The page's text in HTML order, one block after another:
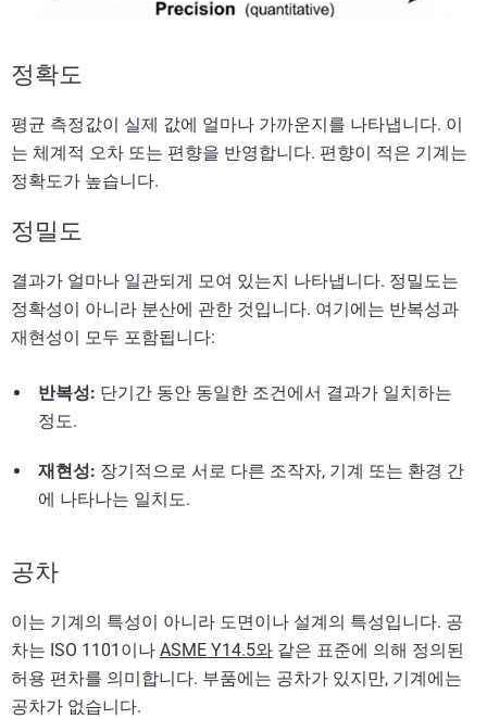
정확도
평균 측정값이 실제 값에 얼마나 가까운지를 나타냅니다. 이
는 체계적 오차 또는 편향을 반영합니다. 편향이 적은 기계는
정확도가 높습니다.
정밀도
결과가 얼마나 일관되게 모여 있는지 나타냅니다. 정밀도는
정확성이 아니라 분산에 관한 것입니다. 여기에는 반복성과
재현성이 모두 포함됩니다:
반복성: 단기간 동안 동일한 조건에서 결과가 일치하는
정도.
재현성: 장기적으로 서로 다른 조작자, 기계 또는 환경 간
에 나타나는 일치도.
공차
이는 기계의 특성이 아니라 도면이나 설계의 특성입니다. 공
차는 ISO 1101이나 ASME Y14.5와 같은 표준에 의해 정의된
허용 편차를 의미합니다. 부품에는 공차가 있지만, 기계에는
공차가 없습니다.